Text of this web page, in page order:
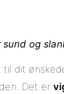
sund og
dit
Det er